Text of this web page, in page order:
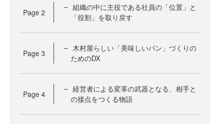
Page 2
組織の中に主役である社員の「位置」と
「役割」を取り戻す
Page 3
木村屋らしい「美味しいパン」づくりの
ためのDX
Page 4
経営者による変革の武器となる、相手と
の接点をつくる物語